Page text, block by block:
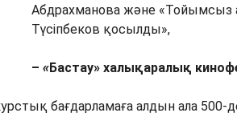
Абдрахманова және
Түсіпбеков қосылды»,
–«Бастау» халықаралық
бағдарламаға алдын ала 500-